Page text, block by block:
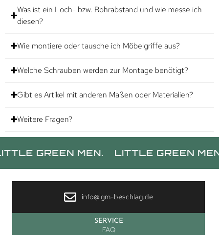
Was ist ein Loch- bzw. Bohrabstand und wie messe ich
diesen?
Wie montiere oder tausche ich Möbelgriffe aus?
Welche Schrauben werden zur Montage benötigt?
Gibt es Artikel mit anderen Maßen oder Materialien?
Weitere Fragen?
MEN. LITTLE GREEN MEN.
info@lgm-beschlag.de
SERVICE
FAQ